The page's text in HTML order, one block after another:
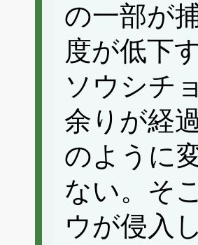
の一部が
度が低下
ソウシチ
余りが経
のように
ない。そ
ウが侵入